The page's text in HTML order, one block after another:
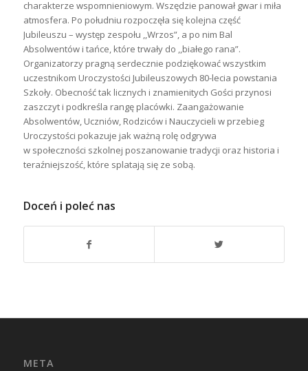
charakterze wspomnieniowym. Wszędzie panował gwar i miła
atmosfera. Po południu rozpoczęła się kolejna część
Jubileuszu – występ zespołu ,,Wrzos”, a po nim Bal
Absolwentów i tańce, które trwały do ,,białego rana”.
Organizatorzy pragną serdecznie podziękować wszystkim
uczestnikom Uroczystości Jubileuszowych 80-lecia powstania
Szkoły. Obecność tak licznych i znamienitych Gości przynosi
zaszczyt i podkreśla rangę placówki. Zaangażowanie
Absolwentów, Uczniów, Rodziców i Nauczycieli w przebieg
Uroczystości pokazuje jak ważną rolę odgrywa
w społeczności szkolnej poszanowanie tradycji oraz historia i
teraźniejszość, które splatają się ze sobą.
Doceń i poleć nas
META